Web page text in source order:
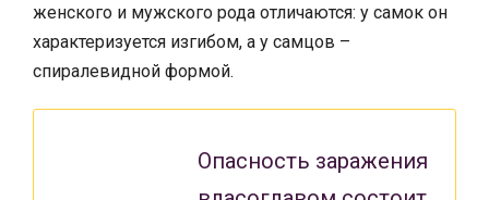
женского и мужского рода отличаются: у самок он
характеризуется изгибом, а у самцов –
спиралевидной формой.
Опасность заражения